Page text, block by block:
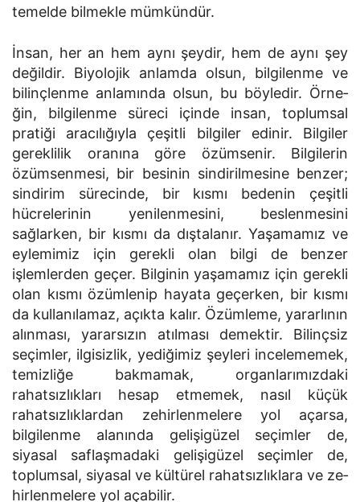
temelde bilmekle mümkündür.
İnsan, her an hem aynı şeydir, hem de aynı şey
değildir. Biyolojik anlamda olsun, bilgilenme ve
bilinçlenme anlamında olsun, bu böyledir. Örne­
ğin, bilgilenme süreci içinde insan, toplumsal
pratiği aracılığıyla çeşitli bilgiler edinir. Bilgiler
gereklilik oranına göre özümsenir. Bilgilerin
özümsen­mesi, bir besinin sindirilmesine benzer;
sindirim sürecinde, bir kısmı bedenin çeşitli
hücrelerinin yenilenmesini, beslenmesini
sağlarken, bir kısmı da dıştalanır. Yaşamamız ve
eylemimiz için gerekli olan bilgi de benzer
işlemlerden geçer. Bilginin yaşamamız için gerekli
olan kısmı özümlenip haya­ta geçerken, bir kısmı
da kullanılamaz, açıkta kalır. Özümleme, yararlının
alınması, yararsızın atılması demektir. Bilinçsiz
seçimler, ilgisizlik, yediği­miz şeyleri incelememek,
temizliğe bakmamak, organlarımızdaki
rahatsızlıkları hesap etmemek, nasıl küçük
rahatsızlıklardan zehirlenmelere yol açarsa,
bilgilenme alanında gelişigüzel seçimler de,
siyasal saflaşmadaki gelişigüzel seçimler de,
toplumsal, siyasal ve kültürel rahatsızlıklara ve ze­
hirlenmelere yol açabilir.